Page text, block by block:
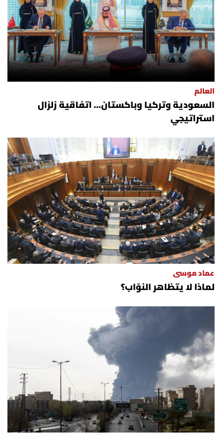
العالم
السعودية وتركيا وباكستان... اتفاقية زلزال
استراتيجي
عماد موسى
لماذا لا يتظاهر النوّاب؟